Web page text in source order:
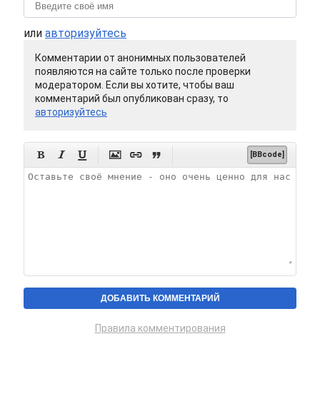
или авторизуйтесь
Комментарии от анонимных пользователей
появляются на сайте только после проверки
модератором. Если вы хотите, чтобы ваш
комментарий был опубликован сразу, то
авторизуйтесь
      [BBcode]
Правила комментирования